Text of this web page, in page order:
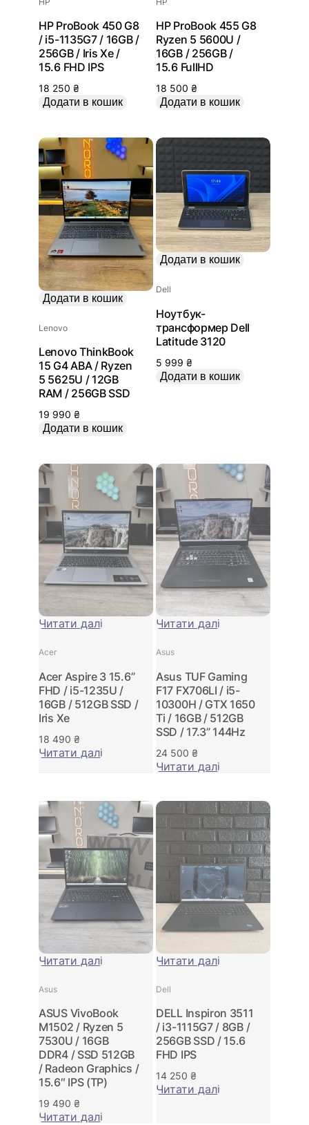
HP ProBook 450 G8
/ i5-1135G7 / 16GB /
256GB / Iris Xe /
15.6 FHD IPS
18 250 ₴
Додати в кошик
HP ProBook 455 G8
Ryzen 5 5600U /
16GB / 256GB /
15.6 FullHD
18 500 ₴
Додати в кошик
Додати в кошик
Lenovo
Lenovo ThinkBook
15 G4 ABA / Ryzen
5 5625U / 12GB
RAM / 256GB SSD
19 990 ₴
Додати в кошик
Додати в кошик
Dell
Ноутбук-
трансформер Dell
Latitude 3120
5 999 ₴
Додати в кошик
Читати далі
Acer
Acer Aspire 3 15.6”
FHD / i5-1235U /
16GB / 512GB SSD /
Iris Xe
18 490 ₴
Читати далі
Читати далі
Asus
Asus TUF Gaming
F17 FX706LI / i5-
10300H / GTX 1650
Ti / 16GB / 512GB
SSD / 17.3” 144Hz
24 500 ₴
Читати далі
Читати далі
Asus
ASUS VivoBook
M1502 / Ryzen 5
7530U / 16GB
DDR4 / SSD 512GB
/ Radeon Graphics /
15.6″ IPS (ТР)
19 490 ₴
Читати далі
Читати далі
Dell
DELL Inspiron 3511
/ i3-1115G7 / 8GB /
256GB SSD / 15.6
FHD IPS
14 250 ₴
Читати далі